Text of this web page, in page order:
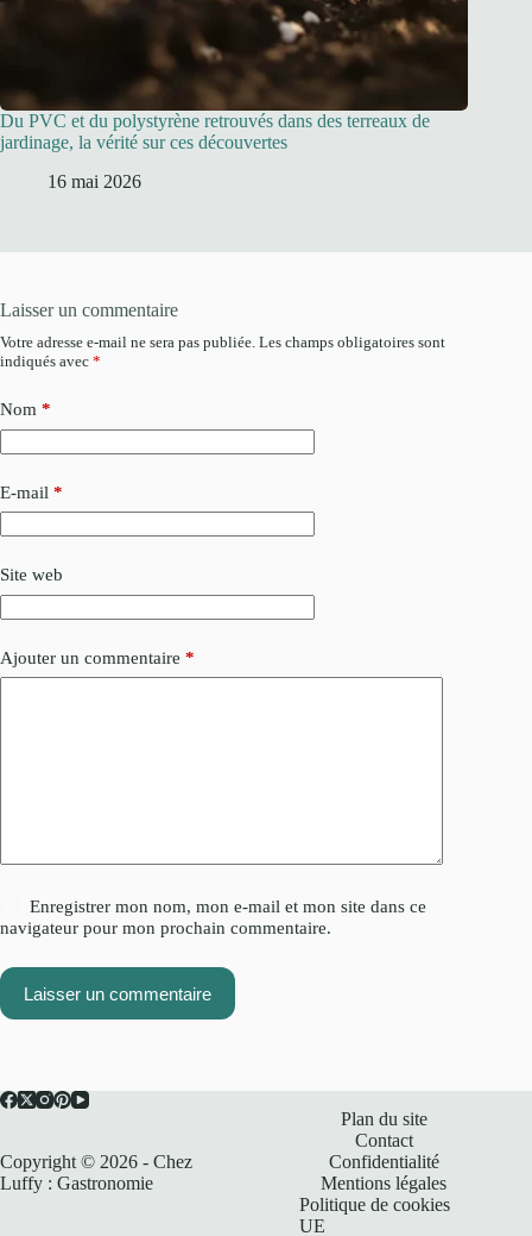
Du PVC et du polystyrène retrouvés dans des terreaux de
jardinage, la vérité sur ces découvertes
16 mai 2026
Laisser un commentaire
Votre adresse e-mail ne sera pas publiée. Les champs obligatoires sont
indiqués avec *
Nom *
E-mail *
Site web
Ajouter un commentaire *
Enregistrer mon nom, mon e-mail et mon site dans ce
navigateur pour mon prochain commentaire.
Laisser un commentaire
Copyright © 2026 - Chez
Luffy : Gastronomie
Plan du site
Contact
Confidentialité
Mentions légales
Politique de cookies
UE